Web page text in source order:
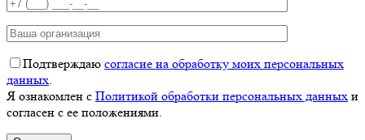
Подтверждаю согласие на обработку моих персональных
данных.
Я ознакомлен с Политикой обработки персональных данных и
согласен с ее положениями.